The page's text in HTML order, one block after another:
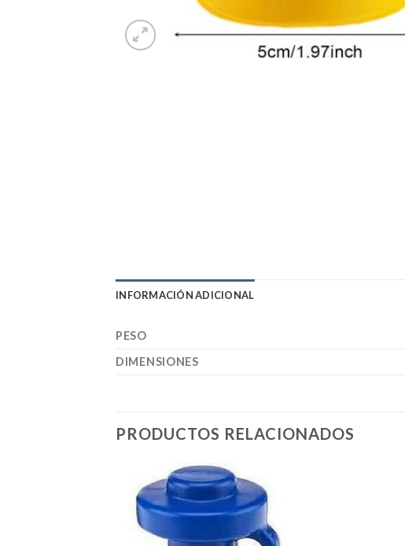
INFORMACIÓN ADICIONAL
PESO
DIMENSIONES
PRODUCTOS RELACIONADOS